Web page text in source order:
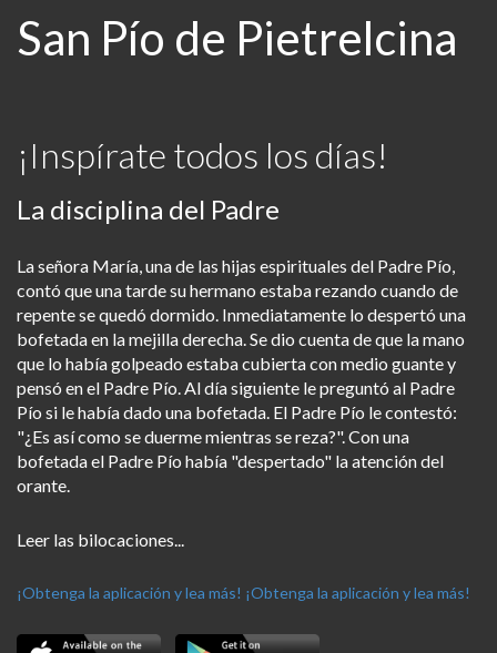
San Pío de Pietrelcina
¡Inspírate todos los días!
La disciplina del Padre
La señora María, una de las hijas espirituales del Padre Pío,
contó que una tarde su hermano estaba rezando cuando de
repente se quedó dormido. Inmediatamente lo despertó una
bofetada en la mejilla derecha. Se dio cuenta de que la mano
que lo había golpeado estaba cubierta con medio guante y
pensó en el Padre Pío. Al día siguiente le preguntó al Padre
Pío si le había dado una bofetada. El Padre Pío le contestó:
"¿Es así como se duerme mientras se reza?". Con una
bofetada el Padre Pío había "despertado" la atención del
orante.
Leer las bilocaciones...
¡Obtenga la aplicación y lea más! ¡Obtenga la aplicación y lea más!